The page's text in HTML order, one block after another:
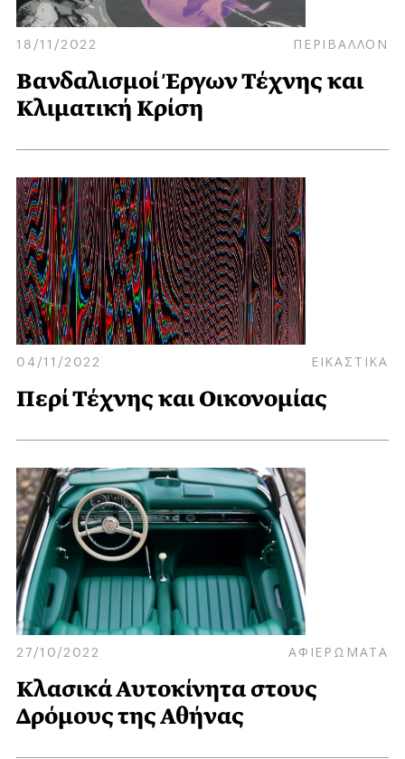
18/11/2022 ΠΕΡΙΒΑΛΛΟΝ
Βανδαλισμοί Έργων Τέχνης και
Κλιματική Κρίση
04/11/2022 ΕΙΚΑΣΤΙΚΑ
Περί Τέχνης και Οικονομίας
27/10/2022 ΑΦΙΕΡΩΜΑΤΑ
Κλασικά Αυτοκίνητα στους
Δρόμους της Αθήνας